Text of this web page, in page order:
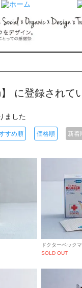
】 に登録されて
ました
すめ順 価格順 新着
ドクターベック
SOLD OUT